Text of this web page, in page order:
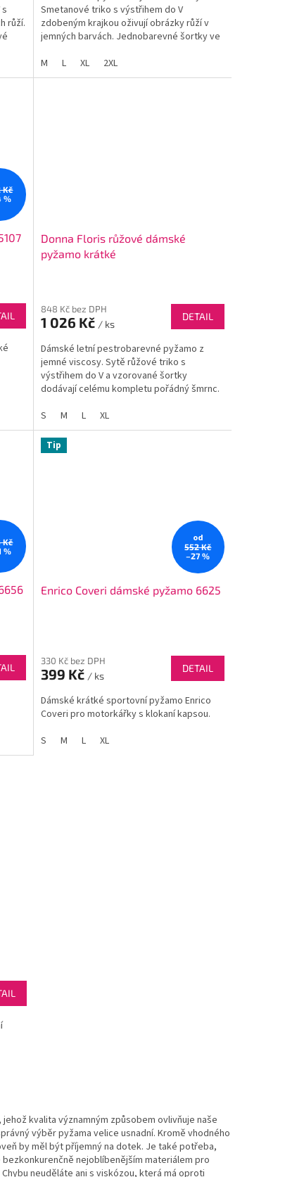
růží.
Smetanové triko s výstřihem do V
zdobeným krajkou oživují obrázky růží v
jemných barvách. Jednobarevné šortky ve
půvab...
M L XL 2XL
Kč
%
Donna Floris růžové dámské
pyžamo krátké
848 Kč bez DPH
1 026 Kč / ks
DETAIL
Dámské letní pestrobarevné pyžamo z
jemné viscosy. Sytě růžové triko s
výstřihem do V a vzorované šortky
dodávají celému kompletu pořádný šmrnc.
S
M L XL
Kč
%
Tip
od
552 Kč
–27 %
Enrico Coveri dámské pyžamo 6625
330 Kč bez DPH
399 Kč / ks
DETAIL
Dámské krátké sportovní pyžamo Enrico
Coveri pro motorkářky s klokaní kapsou.
S
M L XL
kvalita významným způsobem ovlivňuje naše
výběr pyžama velice usnadní. Kromě vhodného
by měl být příjemný na dotek. Je také potřeba,
nejoblíbenějším materiálem pro
neuděláte ani s viskózou, která má oproti